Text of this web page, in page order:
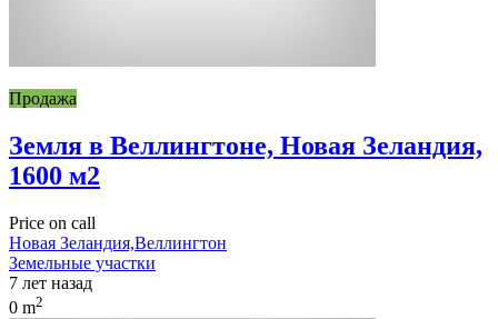
Продажа
Земля в Веллингтоне, Новая Зеландия,
1600 м2
Price on call
Новая Зеландия,Веллингтон
Земельные участки
7 лет назад
0 m2